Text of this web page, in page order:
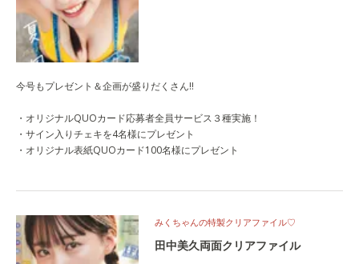
今号もプレゼント＆企画が盛りだくさん!!
・オリジナルQUOカード応募者全員サービス３種実施！
・サイン入りチェキを4名様にプレゼント
・オリジナル表紙QUOカード100名様にプレゼント
みくちゃんの特製クリアファイル♡
田中美久両面クリアファイル